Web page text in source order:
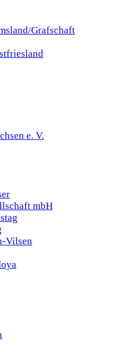
Grafschaft
e. V.
mbH
Vilsen